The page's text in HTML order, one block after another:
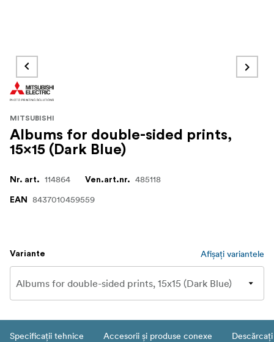
MITSUBISHI
Albums for double-sided prints,
15x15 (Dark Blue)
Nr. art. 114864 Ven.art.nr. 485118
EAN 8437010459559
Variante Afișați variantele
Specificații tehnice Accesorii și produse conexe Descărcați